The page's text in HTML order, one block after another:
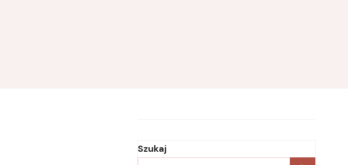
Szukaj